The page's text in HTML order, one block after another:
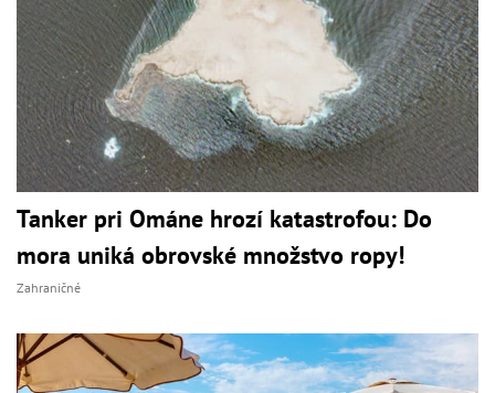
Tanker pri Ománe hrozí katastrofou: Do
mora uniká obrovské množstvo ropy!
Zahraničné